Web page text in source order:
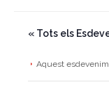
« Tots els
Aquest